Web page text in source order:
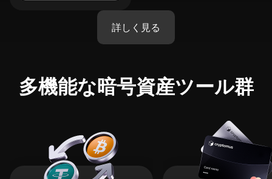
詳しく見る
多機能な暗号資産ツール群